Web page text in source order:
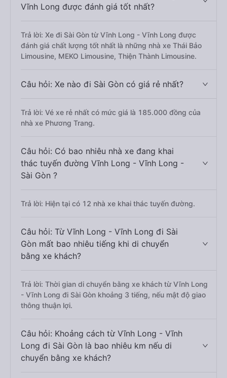
Vĩnh Long được đánh giá tốt nhất?
Trả lời: Xe đi Sài Gòn từ Vĩnh Long - Vĩnh Long được
đánh giá chất lượng tốt nhất là những nhà xe Thái Bảo
Limousine, MEKO Limousine, Thiện Thành Limousine.
Câu hỏi: Xe nào đi Sài Gòn có giá rẻ nhất?
Trả lời: Vé xe rẻ nhất có mức giá là 185.000 đồng của
nhà xe Phương Trang.
Câu hỏi: Có bao nhiêu nhà xe đang khai
thác tuyến đường Vĩnh Long - Vĩnh Long -
Sài Gòn ?
Trả lời: Hiện tại có 12 nhà xe khai thác tuyến đường.
Câu hỏi: Từ Vĩnh Long - Vĩnh Long đi Sài
Gòn mất bao nhiêu tiếng khi di chuyển
bằng xe khách?
Trả lời: Thời gian di chuyển bằng xe khách từ Vĩnh Long
- Vĩnh Long đi Sài Gòn khoảng 3 tiếng, nếu mật độ giao
thông thuận lợi.
Câu hỏi: Khoảng cách từ Vĩnh Long - Vĩnh
Long đi Sài Gòn là bao nhiêu km nếu di
chuyển bằng xe khách?